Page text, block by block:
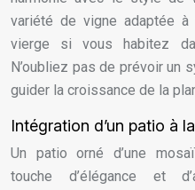
variété de vigne adaptée
vierge si vous habitez
N’oubliez pas de prévoir un
guider la croissance de la
Intégration d’un patio à
Un patio orné d’une
touche d’élégance et